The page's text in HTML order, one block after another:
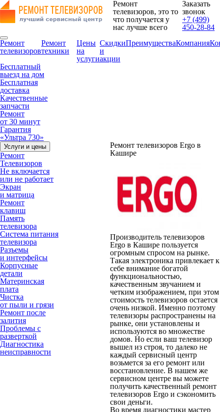
Ремонт
телевизоров, это то
что получается у
нас лучше всего
Заказать
звонок
+7 (499)
450-28-84
Ремонт
телевизоров
Ремонт
техники
Цены
на
услуги
Скидки
и
акции
ПреимуществаКомпания
Бесплатный
выезд на дом
Бесплатная
доставка
Качественные
запчасти
Ремонт
от 30 минут
Гарантия
«Ультра 730»
Услуги и цены
Ремонт
Телевизоров
Не включается
или не работает
Экран
и матрица
Ремонт
клавиш
Память
телевизора
Система питания
телевизора
Разъемы
и интерфейсы
Корпусные
детали
Материнская
плата
Чистка
от пыли и грязи
Ремонт после
залития
Проблемы с
разверткой
Диагностика
неисправности
Ремонт телевизоров Ergo в
Кашире
Производитель телевизоров
Ergo в Кашире пользуется
огромным спросом на рынке.
Такая электроника привлекает к
себе внимание богатой
функциональностью,
качественным звучанием и
четким изображением, при этом
стоимость телевизоров остается
очень низкой. Именно поэтому
телевизоры распространены на
рынке, они установлены и
используются во множестве
домов. Но если ваш телевизор
вышел из строя, то далеко не
каждый сервисный центр
возьмется за его ремонт или
восстановление. В нашем же
сервисном центре вы можете
получить качественный ремонт
телевизоров Ergo и сэкономить
свои деньги.
Во время диагностики мастер